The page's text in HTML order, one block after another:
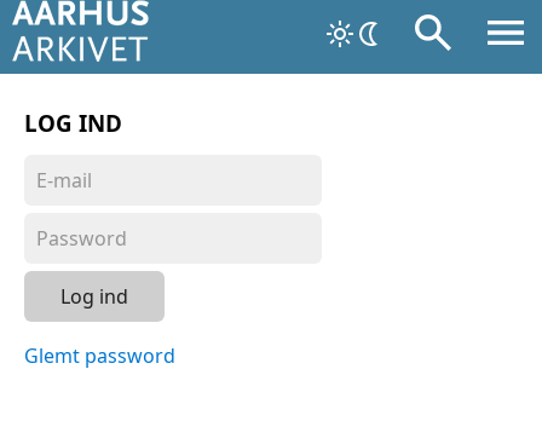
LOG IND
Log ind
Glemt password